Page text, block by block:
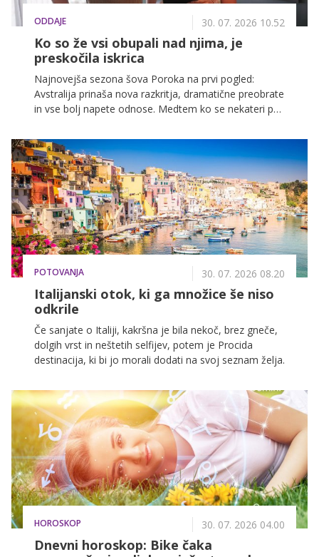
ODDAJE 30. 07. 2026 10.52
Ko so že vsi obupali nad njima, je
preskočila iskrica
Najnovejša sezona šova Poroka na prvi pogled:
Avstralija prinaša nova razkritja, dramatične preobrate
in vse bolj napete odnose. Medtem ko se nekateri pari
drugi soočajo z ljubosumjem, starimi zamerami in
prvimi razpokami v odnosih. Oglejte si nove epizode
na VOYO.
POTOVANJA 30. 07. 2026 08.20
Italijanski otok, ki ga množice še niso
odkrile
Če sanjate o Italiji, kakršna je bila nekoč, brez gneče,
dolgih vrst in neštetih selfijev, potem je Procida
destinacija, ki bi jo morali dodati na svoj seznam želja.
HOROSKOP 30. 07. 2026 04.00
Dnevni horoskop: Bike čaka